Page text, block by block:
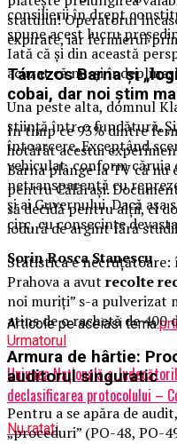
consilierii în drept
spune acest lucru
Iată că și din această
acuzat că nu-și
Una peste alta, domnul
știință într-o fundătură.
întoarcere. Exceptând
vehiculat, conform căruia
netransparentă cu
și ai Guvernului. Dacă
circ, cu consecințe
Sorin Rosca Stanescu
Articole pe aceiasi tema:
Urmatorul
Uniunea Naţională a
declasificarea protocolului –
Nu ratati
statului! Operatorul
expirate, iar fermierul
Tánczos Barna și
cobai, dar noi știm
În timp ce 93% dintre
hotărât acestui
Barna plânge la TV că nu
pentru Călărași.
să decidă pentru alții, ci
iodură de argint fără
Statistica e necruțătoare:
Prahova a avut recolte
noi muriți” s-a pulverizat
atins de o rachetă de 400
Armura de hârtie:
auditorul singuratic
Pentru a se apăra de
„proceduri” (PO-48, PO-